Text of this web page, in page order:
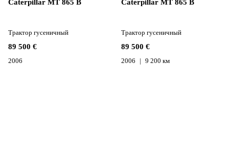
Caterpillar MT 865 B
89 500 €
Трактор гусеничный
2006
Caterpillar MT 865 B
89 500 €
Трактор гусеничный
2006 9 200 км